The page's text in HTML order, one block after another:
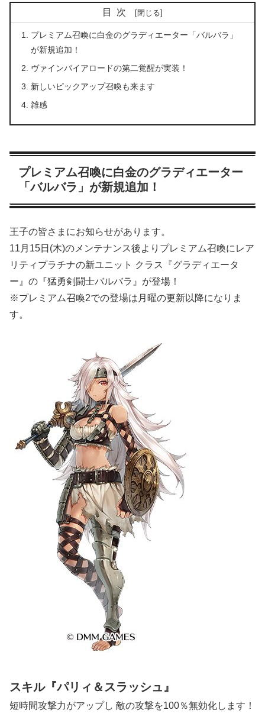
目次
プレミアム召喚に白金のグラディエーター「バルバラ」
が新規追加！
ヴァインパイアロードの第二覚醒が実装！
新しいピックアップ召喚も来ます
雑感
プレミアム召喚に白金のグラディエーター
「バルバラ」が新規追加！
王子の皆さまにお知らせがあります。
11月15日(木)のメンテナンス後よりプレミアム召喚にレア
リティプラチナの新ユニット クラス『グラディエータ
ー』の『猛勇剣闘士バルバラ』が登場！
※プレミアム召喚2での登場は月曜の更新以降になりま
す。
スキル『パリィ＆スラッシュ』
短時間攻撃力がアップし 敵の攻撃を100％無効化します！